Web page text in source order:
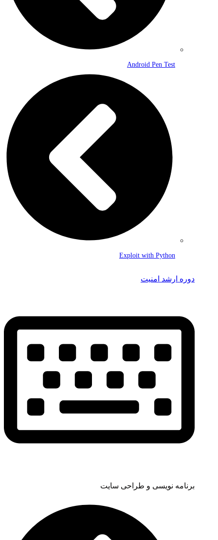
Android Pen Test
Exploit with Python
دوره ارشد امنیت
برنامه نویسی و طراحی سایت